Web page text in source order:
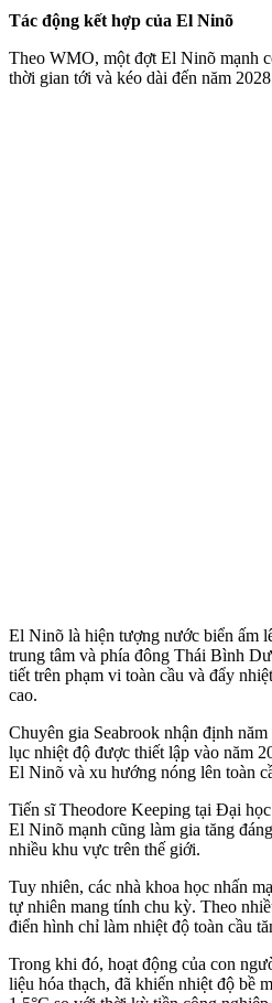
Tác động kết hợp của El Ninõ
Theo WMO, một đợt El Ninõ mạnh
thời gian tới và kéo dài đến năm
El Ninõ là hiện tượng nước biển ấm
trung tâm và phía đông Thái Bình
tiết trên phạm vi toàn cầu và đẩy
cao.
Chuyên gia Seabrook nhận định
lục nhiệt độ được thiết lập vào năm
El Ninõ và xu hướng nóng lên toàn
Tiến sĩ Theodore Keeping tại Đại
El Ninõ mạnh cũng làm gia tăng
nhiều khu vực trên thế giới.
Tuy nhiên, các nhà khoa học nhấn
tự nhiên mang tính chu kỳ. Theo
điển hình chỉ làm nhiệt độ toàn cầu
Trong khi đó, hoạt động của con
liệu hóa thạch, đã khiến nhiệt độ bề